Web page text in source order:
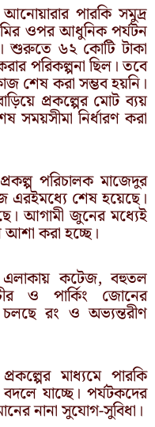
পারকি সমুদ্র
ওপর আধুনিক পর্যটন
শুরুতে ৬২ কোটি টাকা
পরিকল্পনা ছিল। তবে
শেষ করা সম্ভব হয়নি।
প্রকল্পের মোট ব্যয়
সময়সীমা নির্ধারণ করা
পরিচালক মাজেদুর
এরইমধ্যে শেষ হয়েছে।
আগামী জুনের মধ্যেই
করা হচ্ছে।
এলাকায় কটেজ, বহুতল
ও পার্কিং জোনের
রং ও অভ্যন্তরীণ
মাধ্যমে পারকি
যাচ্ছে। পর্যটকদের
নানা সুযোগ-সুবিধা।